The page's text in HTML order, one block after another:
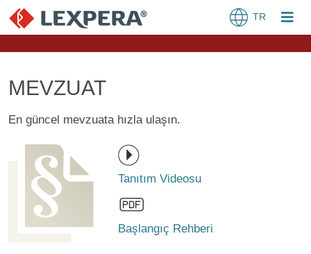
TR
MEVZUAT
En güncel mevzuata hızla ulaşın.
Tanıtım Videosu
Başlangıç Rehberi